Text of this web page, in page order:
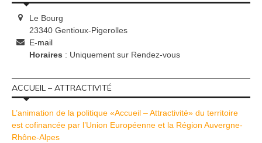
Le Bourg
23340 Gentioux-Pigerolles
E-mail
Horaires : Uniquement sur Rendez-vous
ACCUEIL – ATTRACTIVITÉ
L’animation de la politique «Accueil – Attractivité» du territoire
est cofinancée par l’Union Européenne et la Région Auvergne-
Rhône-Alpes